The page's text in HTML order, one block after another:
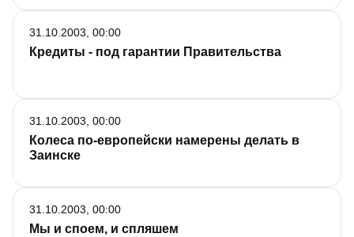
Кредиты - под гарантии Правительства
31.10.2003, 00:00
Колеса по-европейски намерены делать в
Заинске
31.10.2003, 00:00
Мы и споем, и спляшем
31.10.2003, 00:00